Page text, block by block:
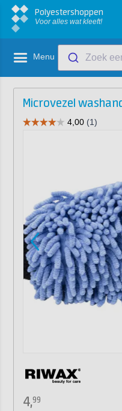
Polyestershoppen
Voor alles wat kleeft!
Menu Zoek
Microvezel
4,99